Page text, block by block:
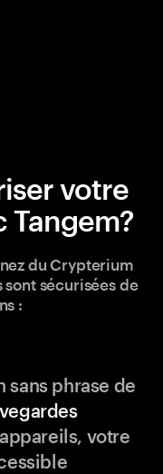
votre
Tangem?
du Crypterium
sécurisées de
:
sans phrase de
votre